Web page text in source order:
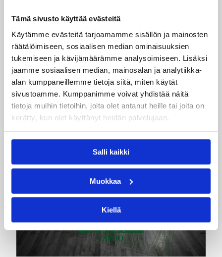
Tämä sivusto käyttää evästeitä
Käytämme evästeitä tarjoamamme sisällön ja mainosten
räätälöimiseen, sosiaalisen median ominaisuuksien
tukemiseen ja kävijämäärämme analysoimiseen. Lisäksi
jaamme sosiaalisen median, mainosalan ja analytiikka-
alan kumppaneillemme tietoja siitä, miten käytät
sivustoamme. Kumppanimme voivat yhdistää näitä
tietoja muihin tietoihin, joita olet antanut heille tai joita on
kerätty, kun olet käyttänyt heidän palvelujaan.
Salli kaikki
Muokkaa
Kiellä
Korisliiga
Daniel Dolenc KTP-Basketin
haaviin
Dolenc on rakentanut pitkän ammattilaisuran
Suomen lisäksi Ranskassa, Itävallassa,
Liettuassa, Romaniassa, Bosniassa ja viimeksi
Islannissa.